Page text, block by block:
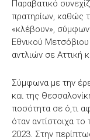
Παραβατικό
πρατηρίων, καθώς
«κλέβουν»,
Εθνικού Μετσόβιου
αντλιών σε Αττική
Σύμφωνα με την
και της
ποσότητα σε ό,τι
όταν αντίστοιχα
2023. Στην